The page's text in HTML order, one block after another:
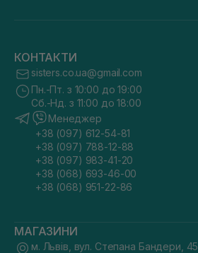
КОНТАКТИ
sisters.co.ua@gmail.com
Пн.-Пт. з 10:00 до 19:00
Сб.-Нд. з 11:00 до 18:00
Менеджер
+38 (097) 612-54-81
+38 (097) 788-12-88
+38 (097) 983-41-20
+38 (068) 693-46-00
+38 (068) 951-22-86
МАГАЗИНИ
м. Львів, вул. Степана Бандери, 45